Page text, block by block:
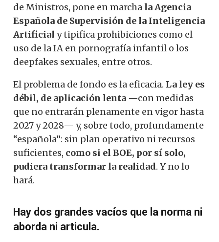
de Ministros, pone en marcha la Agencia
Española de Supervisión de la Inteligencia
Artificial y tipifica prohibiciones como el
uso de la IA en pornografía infantil o los
deepfakes sexuales, entre otros.
El problema de fondo es la eficacia. La ley es
débil, de aplicación lenta —con medidas
que no entrarán plenamente en vigor hasta
2027 y 2028— y, sobre todo, profundamente
“española”: sin plan operativo ni recursos
suficientes, como si el BOE, por sí solo,
pudiera transformar la realidad. Y no lo
hará.
Hay dos grandes vacíos que la norma ni
aborda ni articula.